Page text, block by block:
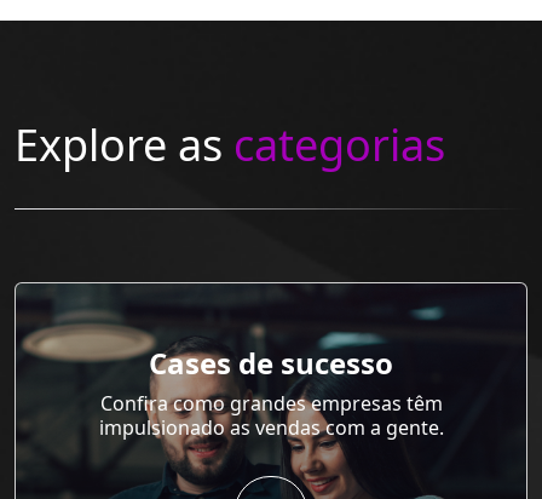
Explore as categorias
Cases de sucesso
Confira como grandes empresas têm
impulsionado as vendas com a gente.